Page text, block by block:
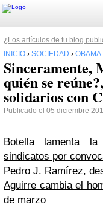
¿Los artículos de tu blog
INICIO › SOCIEDAD › OBAMA
Sinceramente,
quién se
solidarios con
Publicado el 05 diciembre
Botella lamenta
sindicatos por
Pedro J. Ramírez,
Aguirre cambia el
de marzo